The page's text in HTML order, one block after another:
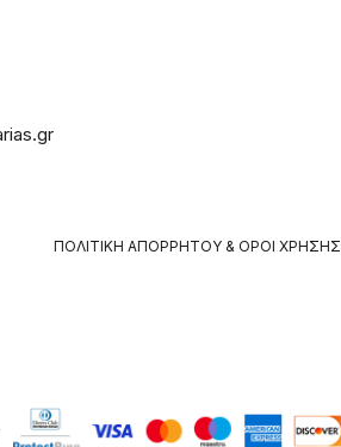
ΠΟΛΙΤΙΚΉ ΑΠΟΡΡΉΤΟΥ & ΌΡΟΙ ΧΡΉΣΗΣ